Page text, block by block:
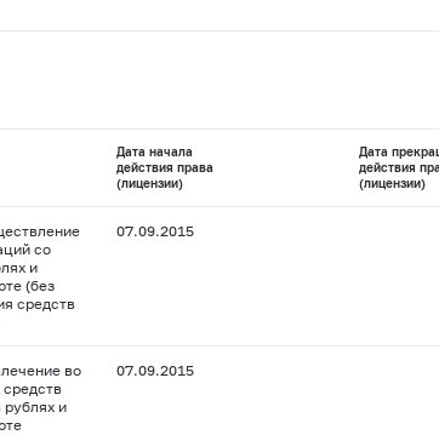
Дата начала
действия права
(лицензии)
Дата
действия
(лицензии)
со
и
(без
средств
07.09.2015
во
и
07.09.2015